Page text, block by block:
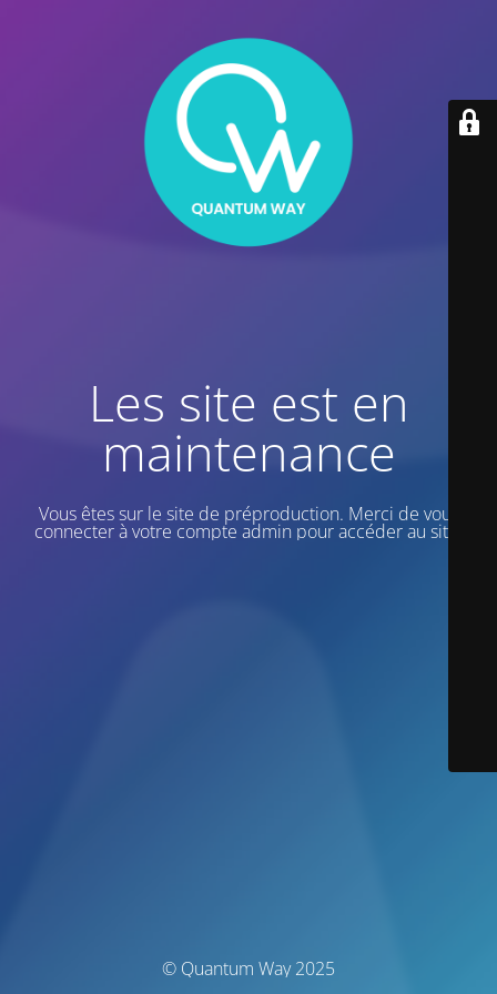
Les site est en
maintenance
Vous êtes sur le site de préproduction. Merci de vous
connecter à votre compte admin pour accéder au site.
© Quantum Way 2025